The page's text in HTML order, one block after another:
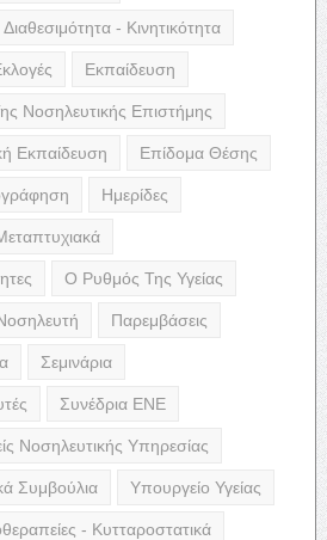
Διαθεσιμότητα - Κινητικότητα
Εκπαίδευση
Νοσηλευτικής Επιστήμης
Εκπαίδευση Επίδομα Θέσης
Ημερίδες
Ο Ρυθμός Της Υγείας
Παρεμβάσεις
Σεμινάρια
Συνέδρια ΕΝΕ
Νοσηλευτικής Υπηρεσίας
Συμβούλια Υπουργείο Υγείας
- Κυτταροστατικά